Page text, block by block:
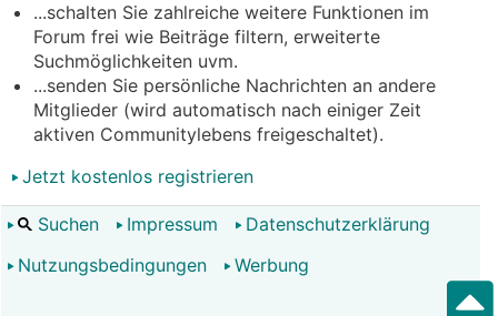
...schalten Sie zahlreiche weitere Funktionen im
Forum frei wie Beiträge filtern, erweiterte
Suchmöglichkeiten uvm.
...senden Sie persönliche Nachrichten an andere
Mitglieder (wird automatisch nach einiger Zeit
aktiven Communitylebens freigeschaltet).
Jetzt kostenlos registrieren
Suchen Impressum
Datenschutzerklärung
Nutzungsbedingungen
Werbung